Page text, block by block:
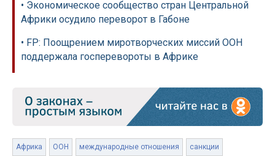
• Экономическое сообщество стран Центральной
Африки осудило переворот в Габоне
• FP: Поощрением миротворческих миссий ООН
поддержала госперевороты в Африке
Африка ООН международные отношения санкции